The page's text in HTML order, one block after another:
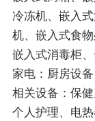
冷冻机、嵌入
机、嵌入式食
嵌入式消毒柜
家电：厨房设
相关设备：保
个人护理、电